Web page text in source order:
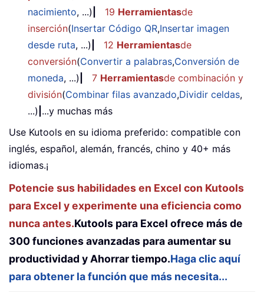
nacimiento, ...) 19 Herramientasde
inserción(Insertar Código QR,Insertar imagen
desde ruta, ...) 12 Herramientasde
conversión(Convertir a palabras,Conversión de
moneda, ...) 7 Herramientasde combinación y
división(Combinar filas avanzado,Dividir celdas,
...) ...y muchas más
Use Kutools en su idioma preferido: compatible con
inglés, español, alemán, francés, chino y 40+ más
idiomas.¡
Potencie sus habilidades en Excel con Kutools
para Excel y experimente una eficiencia como
nunca antes.Kutools para Excel ofrece más de
300 funciones avanzadas para aumentar su
productividad y Ahorrar tiempo.Haga clic aquí
para obtener la función que más necesita...